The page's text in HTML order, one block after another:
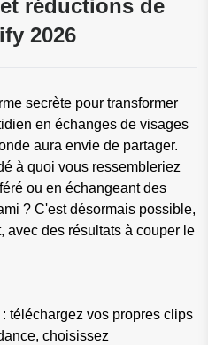
réductions de
2026
secrète pour transformer
en échanges de visages
aura envie de partager.
à quoi vous ressembleriez
ou en échangeant des
? C'est désormais possible,
avec des résultats à couper le
téléchargez vos propres clips
choisissez